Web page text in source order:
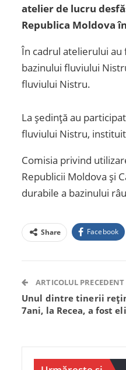
atelier de lucru
Republica Moldova
În cadrul atelierului
bazinului fluviului
fluviului Nistru.
La ședință au
fluviului Nistru,
Comisia privind
Republicii Moldova și
durabile a bazinului
Share Facebook
ARTICOLUL PRECEDENT
Unul dintre tinerii
7ani, la Recea, a fost